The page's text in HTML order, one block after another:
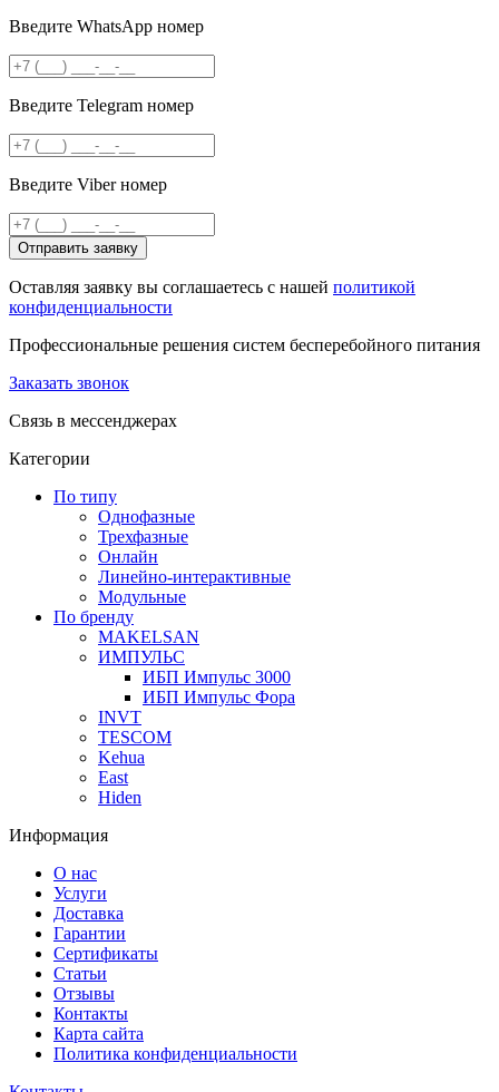
Введите WhatsApp номер
Введите Telegram номер
Введите Viber номер
Отправить заявку
Оставляя заявку вы соглашаетесь с нашей политикой
конфиденциальности
Профессиональные решения систем бесперебойного питания
Заказать звонок
Связь в мессенджерах
Категории
По типу
Однофазные
Трехфазные
Онлайн
Линейно-интерактивные
Модульные
По бренду
MAKELSAN
ИМПУЛЬС
ИБП Импульс 3000
ИБП Импульс Фора
INVT
TESCOM
Kehua
East
Hiden
Информация
О нас
Услуги
Доставка
Гарантии
Сертификаты
Статьи
Отзывы
Контакты
Карта сайта
Политика конфиденциальности